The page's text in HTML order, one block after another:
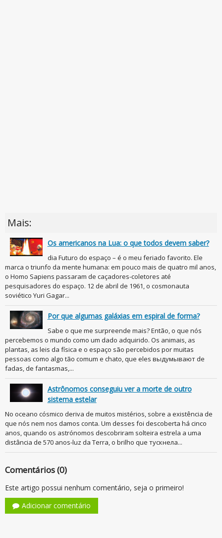
Mais:
Os americanos na Lua: o que todos devem saber?
dia Futuro do espaço – é o meu feriado favorito. Ele
marca o triunfo da mente humana: em pouco mais de quatro mil anos,
o Homo Sapiens passaram de caçadores-coletores até
pesquisadores do espaço. 12 de abril de 1961, o cosmonauta
soviético Yuri Gagar...
Por que algumas galáxias em espiral de forma?
Sabe o que me surpreende mais? Então, o que nós
percebemos o mundo como um dado adquirido. Os animais, as
plantas, as leis da física e o espaço são percebidos por muitas
pessoas como algo tão comum e chato, que eles выдумывают de
fadas, de fantasmas,...
Astrônomos conseguiu ver a morte de outro
sistema estelar
No oceano cósmico deriva de muitos mistérios, sobre a existência de
que nós nem nos damos conta. Um desses foi descoberta há cinco
anos, quando os astrónomos descobriram solteira estrela a uma
distância de 570 anos-luz da Terra, o brilho que тускнела...
Comentários (0)
Este artigo possui nenhum comentário, seja o primeiro!
Adicionar comentário